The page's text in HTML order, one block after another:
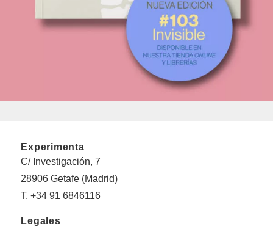
Experimenta
C/ Investigación, 7
28906 Getafe (Madrid)
T. +34 91 6846116
Legales